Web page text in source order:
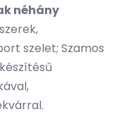
néhány
szelet; Szamos